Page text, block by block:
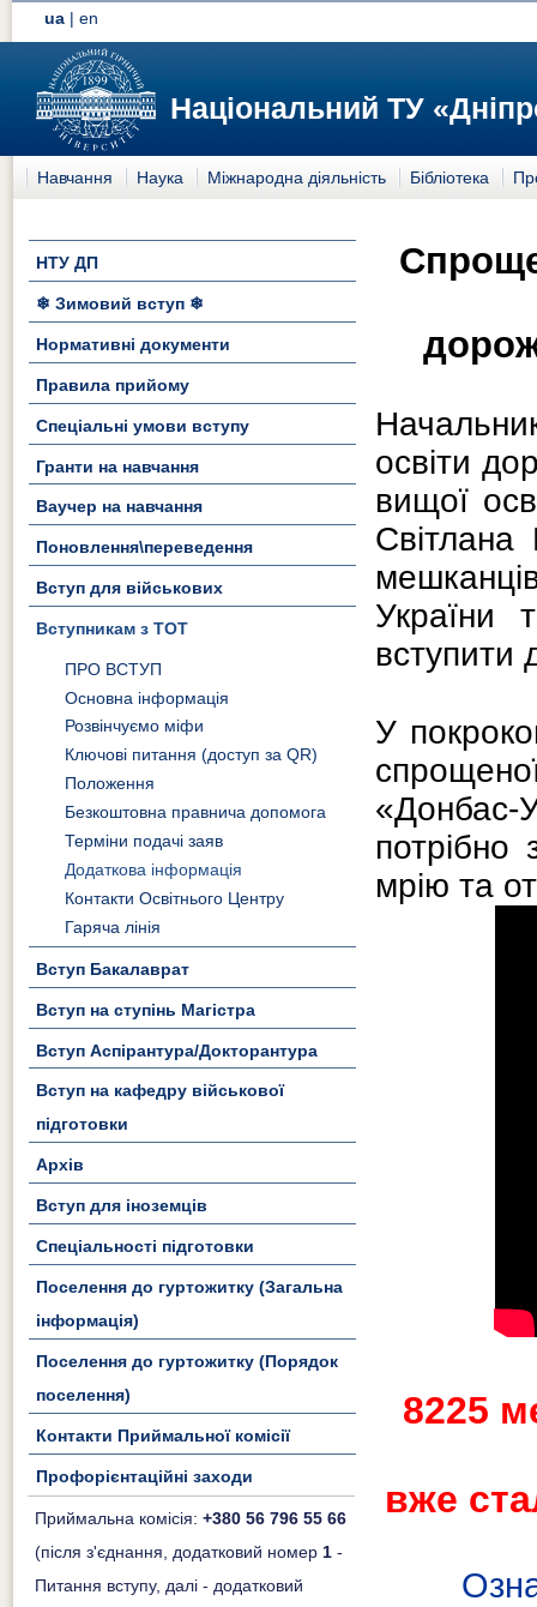
ua |en
Національний ТУ
Навчання Наука Міжнародна діяльність Бібліотека
НТУ ДП
❄ Зимовий вступ ❄
Нормативні документи
Правила прийому
Спеціальні умови вступу
Гранти на навчання
Ваучер на навчання
Поновлення\переведення
Вступ для військових
Вступникам з ТОТ
ПРО ВСТУП
Основна інформація
Розвінчуємо міфи
Ключові питання (доступ за QR)
Положення
Безкоштовна правнича допомога
Терміни подачі заяв
Додаткова інформація
Контакти Освітнього Центру
Гаряча лінія
Вступ Бакалаврат
Вступ на ступінь Магістра
Вступ Аспірантура/Докторантура
Вступ на кафедру військової
підготовки
Архів
Вступ для іноземців
Спеціальності підготовки
Поселення до гуртожитку (Загальна
інформація)
Поселення до гуртожитку (Порядок
поселення)
Контакти Приймальної комісії
Профорієнтаційні заходи
Приймальна комісія: +380 56 796 55 66
(після з'єднання, додатковий номер 1 -
Питання вступу, далі - додатковий
освіти
вищої
України
вступити
У
«Донбас-
потрібно
мрію та
8225
вже